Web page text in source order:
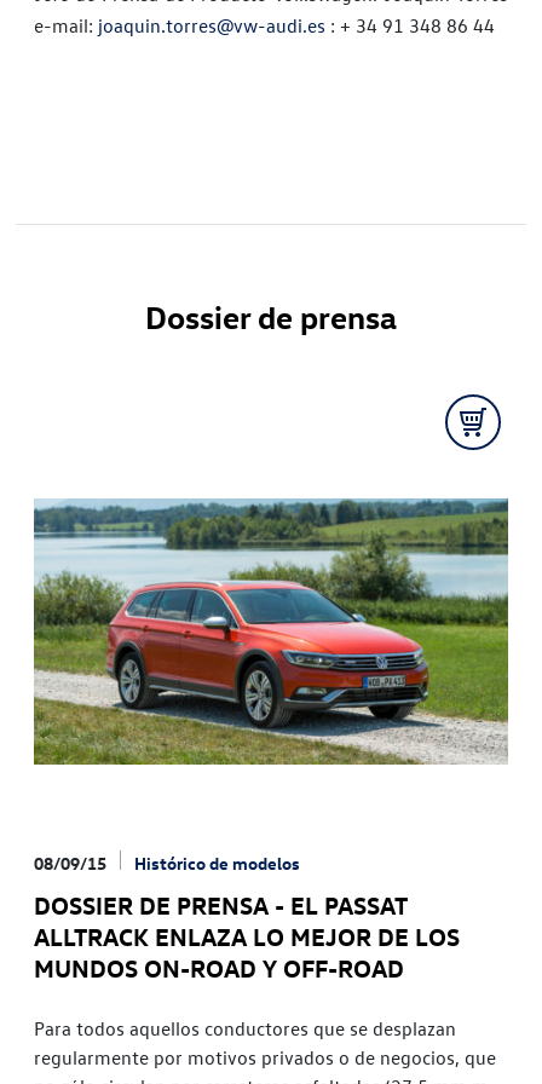
e-mail: joaquin.torres@vw-audi.es : + 34 91 348 86 44
Dossier de prensa
08/09/15 Histórico de modelos
DOSSIER DE PRENSA - EL PASSAT
ALLTRACK ENLAZA LO MEJOR DE LOS
MUNDOS ON-ROAD Y OFF-ROAD
Para todos aquellos conductores que se desplazan
regularmente por motivos privados o de negocios, que